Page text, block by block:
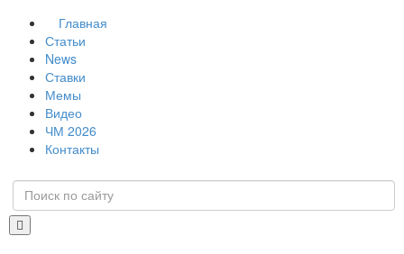
Главная
Статьи
News
Ставки
Мемы
Видео
ЧМ 2026
Контакты